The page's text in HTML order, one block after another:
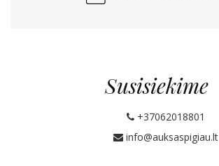
Susisiekime
+37062018801
info@auksaspigiau.lt